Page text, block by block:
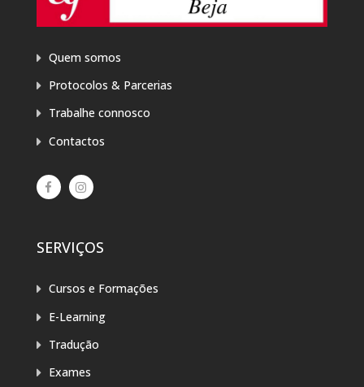
Quem somos
Protocolos & Parcerias
Trabalhe connosco
Contactos
SERVIÇOS
Cursos e Formações
E-Learning
Tradução
Exames